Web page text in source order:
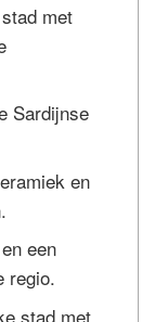
met
Sardijnse
en
een
regio.
stad met